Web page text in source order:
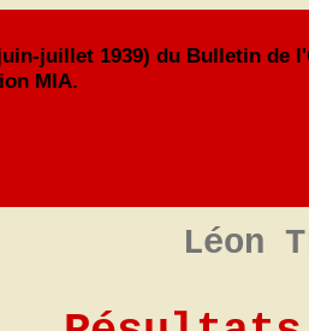
juillet 1939) du Bulletin
MIA.
Léon